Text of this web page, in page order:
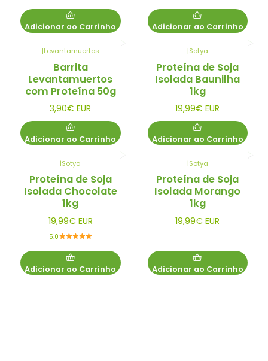
Adicionar ao Carrinho Adicionar ao Carrinho
|Levantamuertos
Barrita
Levantamuertos
com Proteína 50g
3,90€ EUR
Adicionar ao Carrinho
|Sotya
Proteína de Soja
Isolada Baunilha
1kg
19,99€ EUR
Adicionar ao Carrinho
|Sotya
Proteína de Soja
Isolada Chocolate
1kg
19,99€ EUR
5.0
Adicionar ao Carrinho
|Sotya
Proteína de Soja
Isolada Morango
1kg
19,99€ EUR
Adicionar ao Carrinho